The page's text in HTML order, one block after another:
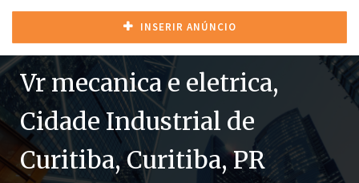
INSERIR ANÚNCIO
Vr mecanica e eletrica,
Cidade Industrial de
Curitiba, Curitiba, PR